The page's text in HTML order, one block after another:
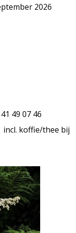
2026
49 07 46
incl. koffie/thee bij